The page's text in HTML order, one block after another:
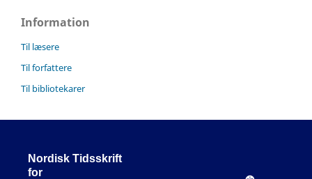
Information
Til læsere
Til forfattere
Til bibliotekarer
Nordisk Tidsskrift
for